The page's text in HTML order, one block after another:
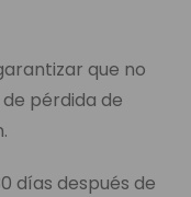
que no
pérdida de
días después de